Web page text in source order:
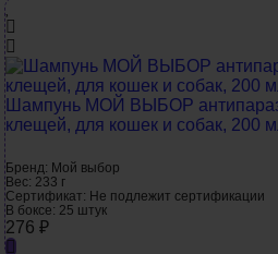
Шампунь МОЙ ВЫБОР
клещей, для кошек и собак, 200
Бренд: Мой выбор
Вес: 233 г
Сертификат: Не подлежит сертификации
В боксе: 25 штук
276₽